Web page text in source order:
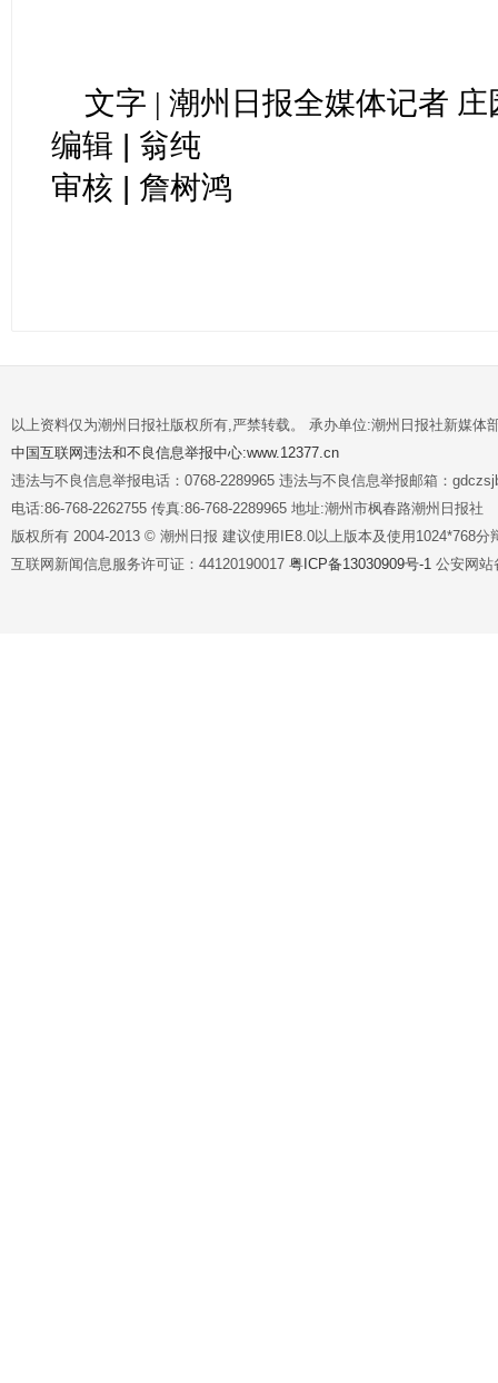
文字 | 潮州日报全媒体记者 庄
编辑 | 翁纯
审核 | 詹树鸿
以上资料仅为潮州日报社版权所有,严禁转载。 承办单位:潮州日报社新媒体
中国互联网违法和不良信息举报中心:www.12377.cn
违法与不良信息举报电话：0768-2289965 违法与不良信息举报邮箱：
电话:86-768-2262755 传真:86-768-2289965 地址:潮州市枫春路潮州日报社
版权所有 2004-2013 © 潮州日报 建议使用IE8.0以上版本及使用1024*768分
互联网新闻信息服务许可证：44120190017 粤ICP备13030909号-1 公安网站